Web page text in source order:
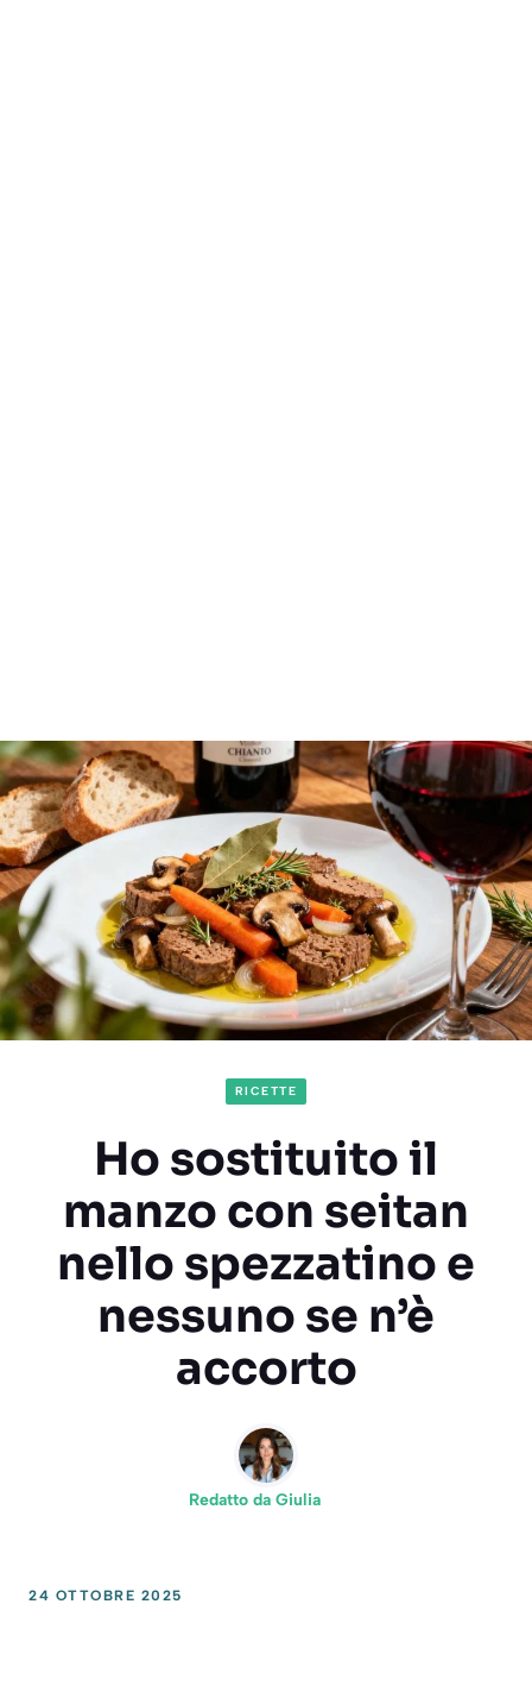
RICETTE
Ho sostituito il
manzo con seitan
nello spezzatino e
nessuno se n’è
accorto
Redatto da Giulia
24 OTTOBRE 2025